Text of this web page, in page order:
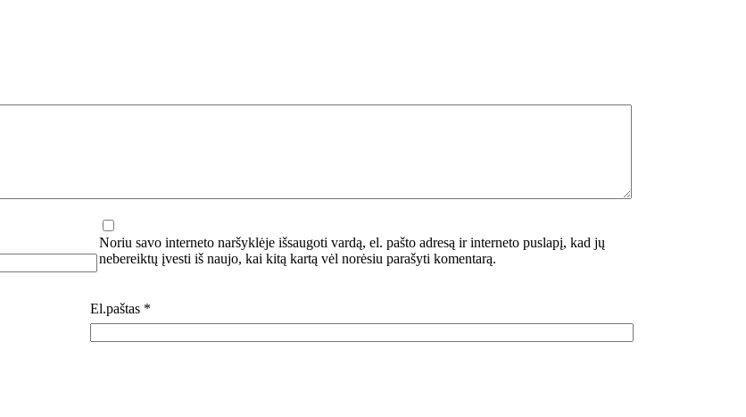
El.paštas *
Noriu savo interneto naršyklėje išsaugoti vardą, el. pašto adresą ir interneto puslapį, kad jų
nebereiktų įvesti iš naujo, kai kitą kartą vėl norėsiu parašyti komentarą.